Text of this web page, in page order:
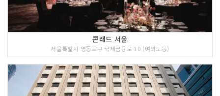
콘래드 서울
서울특별시 영등포구 국제금융로 10 (여의도동)